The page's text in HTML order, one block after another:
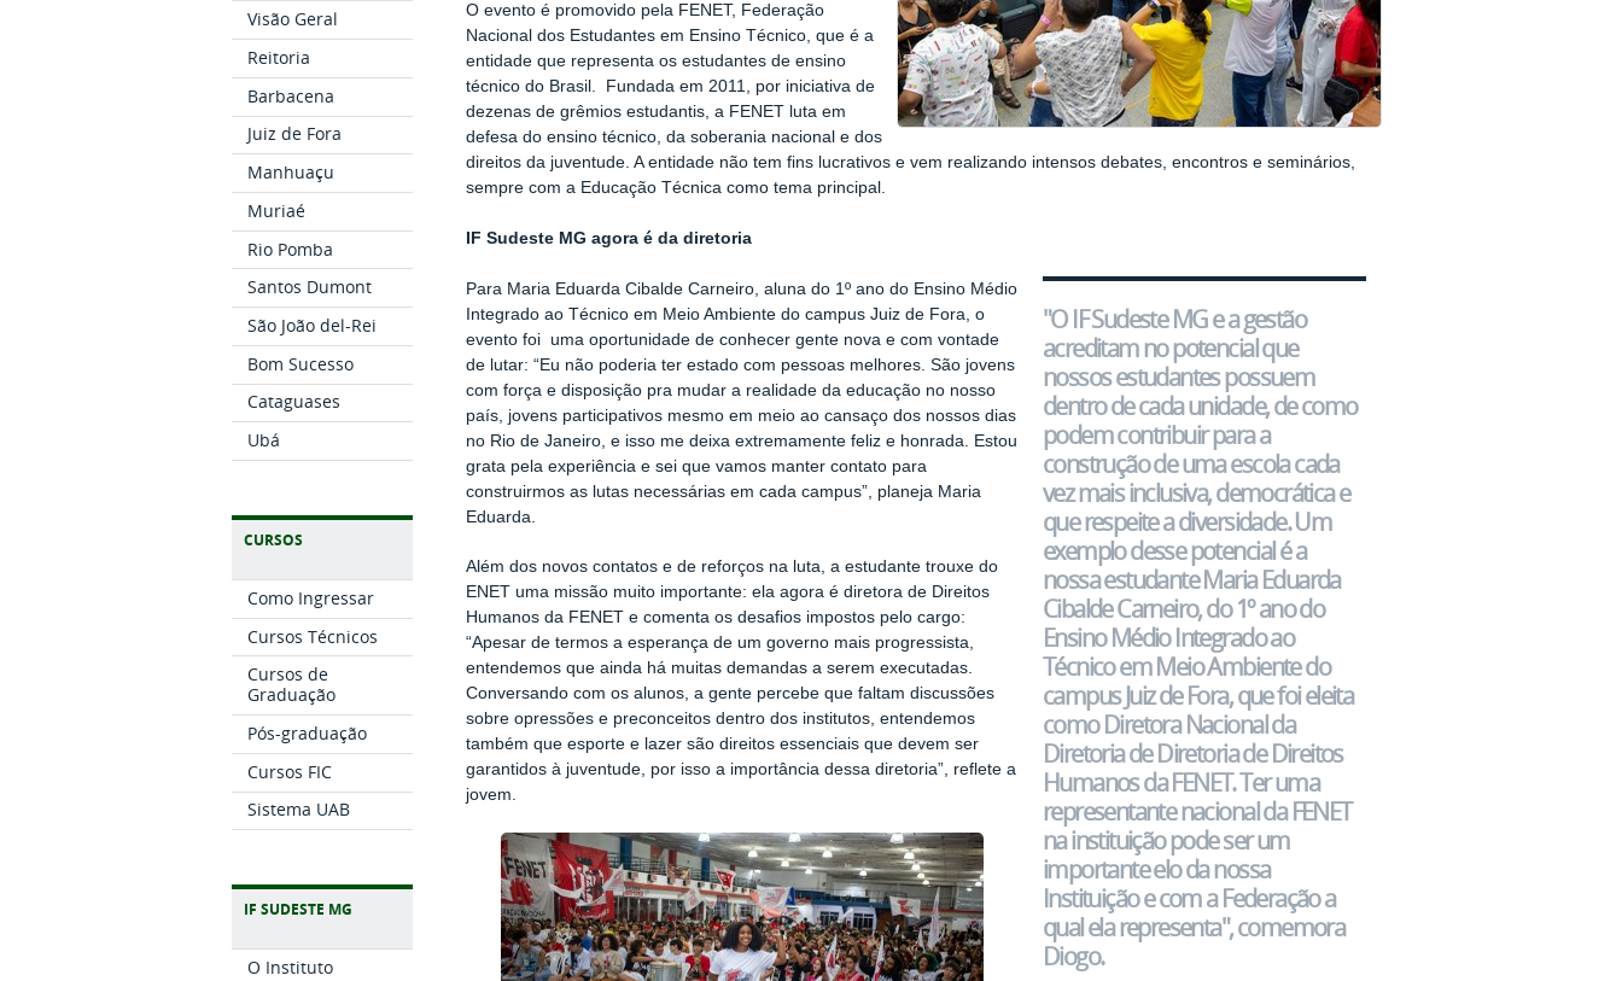
Visão Geral
Reitoria
Barbacena
Juiz de Fora
Manhuaçu
Muriaé
Rio Pomba
Santos Dumont
São João del-Rei
Bom Sucesso
Cataguases
Ubá
CURSOS
Como Ingressar
Cursos Técnicos
Cursos de
Graduação
Pós-graduação
Cursos FIC
Sistema UAB
IF SUDESTE MG
O Instituto
O evento é promovido pela FENET, Federação
Nacional dos Estudantes em Ensino Técnico, que é a
entidade que representa os estudantes de ensino
técnico do Brasil. Fundada em 2011, por iniciativa de
dezenas de grêmios estudantis, a FENET luta em
defesa do ensino técnico, da soberania nacional e dos
direitos da juventude. A entidade não tem fins lucrativos e vem realizando intensos debates, encontros e seminários,
sempre com a Educação Técnica como tema principal.
IF Sudeste MG agora é da diretoria
"O IF Sudeste MG e a gestão
acreditam no potencial que
nossos estudantes possuem
dentro de cada unidade, de como
podem contribuir para a
construção de uma escola cada
vez mais inclusiva, democrática e
que respeite a diversidade. Um
exemplo desse potencial é a
nossa estudante Maria Eduarda
Cibalde Carneiro, do 1º ano do
Ensino Médio Integrado ao
Técnico em Meio Ambiente do
campus Juiz de Fora, que foi eleita
como Diretora Nacional da
Diretoria de Diretoria de Direitos
Humanos da FENET. Ter uma
representante nacional da FENET
na instituição pode ser um
importante elo da nossa
Instituição e com a Federação a
qual ela representa", comemora
Diogo.
Para Maria Eduarda Cibalde Carneiro, aluna do 1º ano do Ensino Médio
Integrado ao Técnico em Meio Ambiente do campus Juiz de Fora, o
evento foi uma oportunidade de conhecer gente nova e com vontade
de lutar: “Eu não poderia ter estado com pessoas melhores. São jovens
com força e disposição pra mudar a realidade da educação no nosso
país, jovens participativos mesmo em meio ao cansaço dos nossos dias
no Rio de Janeiro, e isso me deixa extremamente feliz e honrada. Estou
grata pela experiência e sei que vamos manter contato para
construirmos as lutas necessárias em cada campus”, planeja Maria
Eduarda.
Além dos novos contatos e de reforços na luta, a estudante trouxe do
ENET uma missão muito importante: ela agora é diretora de Direitos
Humanos da FENET e comenta os desafios impostos pelo cargo:
“Apesar de termos a esperança de um governo mais progressista,
entendemos que ainda há muitas demandas a serem executadas.
Conversando com os alunos, a gente percebe que faltam discussões
sobre opressões e preconceitos dentro dos institutos, entendemos
também que esporte e lazer são direitos essenciais que devem ser
garantidos à juventude, por isso a importância dessa diretoria”, reflete a
jovem.